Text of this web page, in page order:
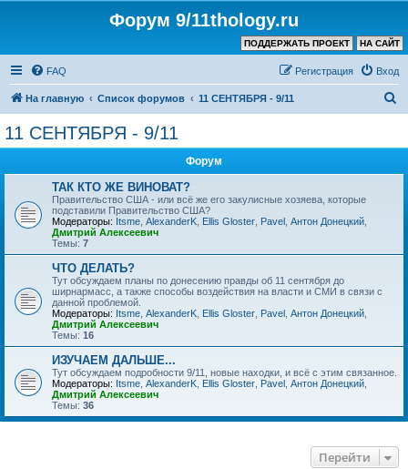
Форум 9/11thology.ru
НА САЙТ
ПОДДЕРЖАТЬ ПРОЕКТ
FAQ Вход
Регистрация
На главную Список форумов 11 СЕНТЯБРЯ - 9/11
11 СЕНТЯБРЯ - 9/11
Форум
ТАК КТО ЖЕ ВИНОВАТ?
Правительство США - или всё же его закулисные хозяева, которые
подставили Правительство США?
Модераторы: Itsme AlexanderK Ellis Gloster Pavel Антон Донецкий
Дмитрий Алексеевич
Темы: 7
ЧТО ДЕЛАТЬ?
Тут обсуждаем планы по донесению правды об 11 сентября до
ширнармасс, а также способы воздействия на власти и СМИ в связи с
данной проблемой.
Модераторы: Itsme AlexanderK Ellis Gloster Pavel Антон Донецкий
Дмитрий Алексеевич
Темы: 16
ИЗУЧАЕМ ДАЛЬШЕ...
Тут обсуждаем подробности 9/11, новые находки, и всё с этим связанное.
Модераторы: Itsme AlexanderK Ellis Gloster Pavel Антон Донецкий
Дмитрий Алексеевич
Темы: 36
Перейти